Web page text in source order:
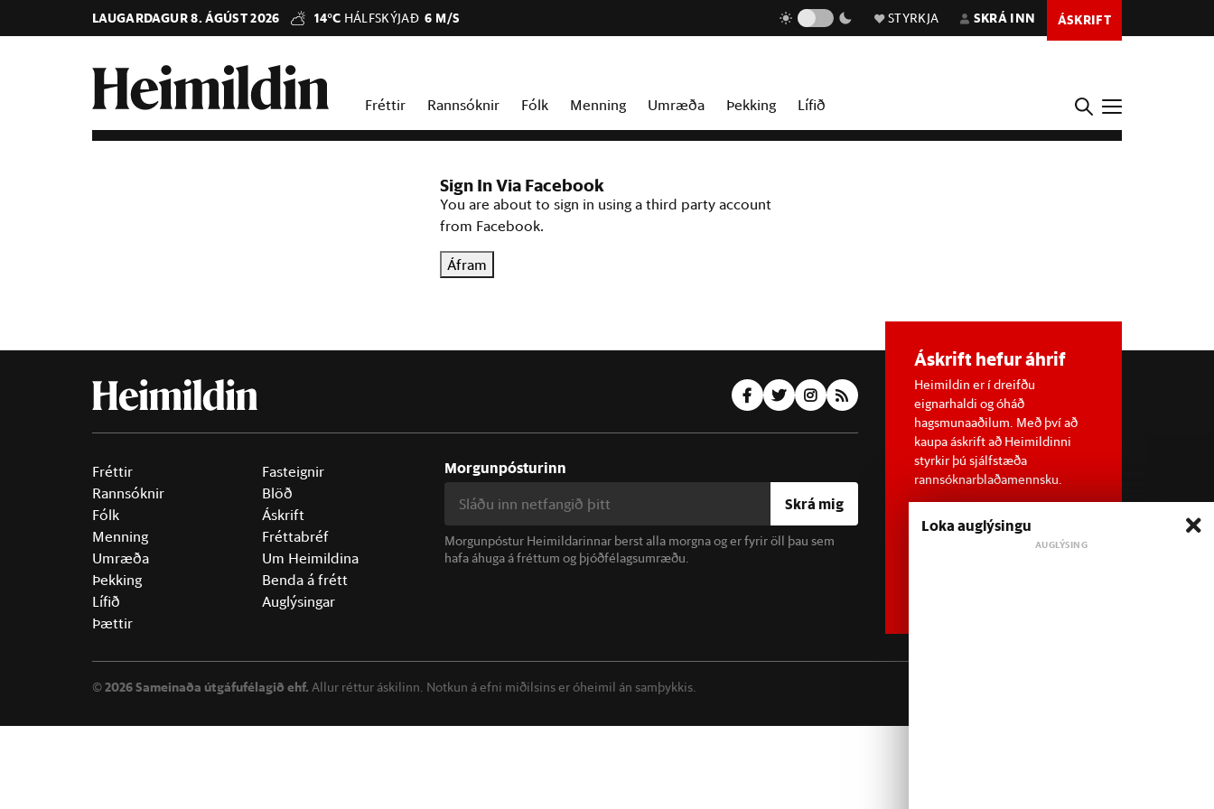
LAUGARDAGUR 8. ÁGÚST 2026 14°C HÁLFSKÝJAÐ 6 M/S STYRKJA SKRÁ INN ÁSKRIFT
Fréttir Rannsóknir Fólk Menning Umræða Þekking Lífið
Sign In Via Facebook
You are about to sign in using a third party account
from Facebook.
Áfram
Fréttir
Rannsóknir
Fólk
Menning
Umræða
Þekking
Lífið
Þættir
Fasteignir
Blöð
Áskrift
Fréttabréf
Um Heimildina
Benda á frétt
Auglýsingar
Morgunpósturinn
Skrá mig
Morgunpóstur Heimildarinnar berst alla morgna og er fyrir öll þau sem
hafa áhuga á fréttum og þjóðfélagsumræðu.
Áskrift hefur áhrif
Heimildin er í dreifðu
eignarhaldi og óháð
hagsmunaaðilum. Með því að
kaupa áskrift að Heimildinni
styrkir þú sjálfstæða
rannsóknarblaðamennsku.
©2026 Sameinaða útgáfufélagið ehf. Allur réttur áskilinn. Notkun á efni miðilsins er óheimil án samþykkis.
Loka auglýsingu